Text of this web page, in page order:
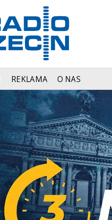
REKLAMA O NAS